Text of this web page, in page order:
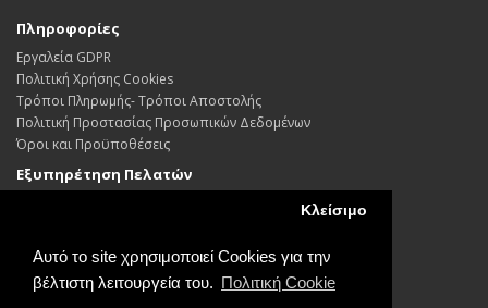
Αυτό το site χρησιμοποιεί Cookies για την
βέλτιστη λειτουργεία του. Πολιτική Cookie
Κλείσιμο
Πληροφορίες
Εργαλεία GDPR
Πολιτική Χρήσης Cookies
Τρόποι Πληρωμής- Τρόποι Αποστολής
Πολιτική Προστασίας Προσωπικών Δεδoμένων
Όροι και Προϋποθέσεις
Εξυπηρέτηση Πελατών
Χάρτης Ιστότοπου
Λογαριασμός